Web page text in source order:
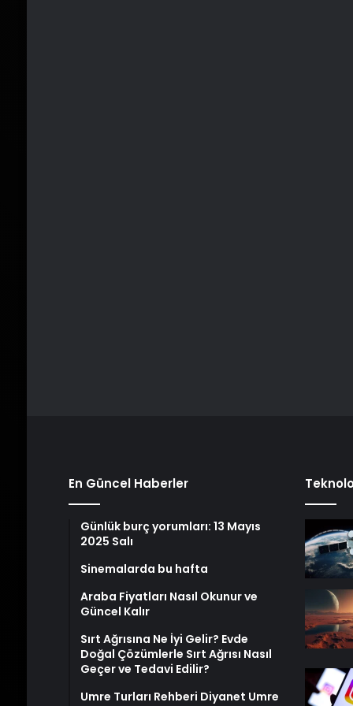
En Güncel Haberler
Günlük burç yorumları: 13 Mayıs
2025 Salı
Sinemalarda bu hafta
Araba Fiyatları Nasıl Okunur ve
Güncel Kalır
Sırt Ağrısına Ne İyi Gelir? Evde
Doğal Çözümlerle Sırt Ağrısı Nasıl
Geçer ve Tedavi Edilir?
Umre Turları Rehberi Diyanet Umre